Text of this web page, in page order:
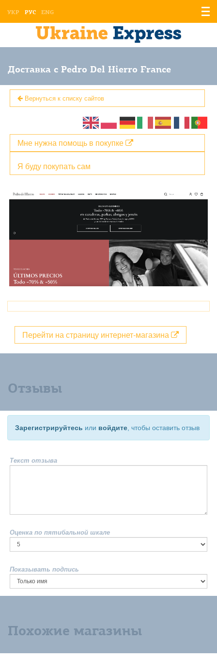
УКР РУС ENG
Доставка с Pedro Del Hierro France
Вернуться к списку сайтов
Я буду покупать сам
Мне нужна помощь в покупке
Перейти на страницу интернет-магазина
Отзывы
Зарегистрируйтесь или войдите , чтобы оставить отзыв
Текст отзыва
Оценка по пятибальной шкале
Показывать подпись
Похожие магазины